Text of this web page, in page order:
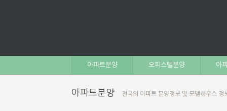
아파트분양 오피스텔분양 아
아파트분양 전국의 아파트 분양정보 및 모델하우스 정